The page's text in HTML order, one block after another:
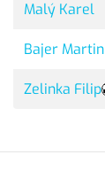
Malý Karel
Bajer Martin
Zelinka Filip